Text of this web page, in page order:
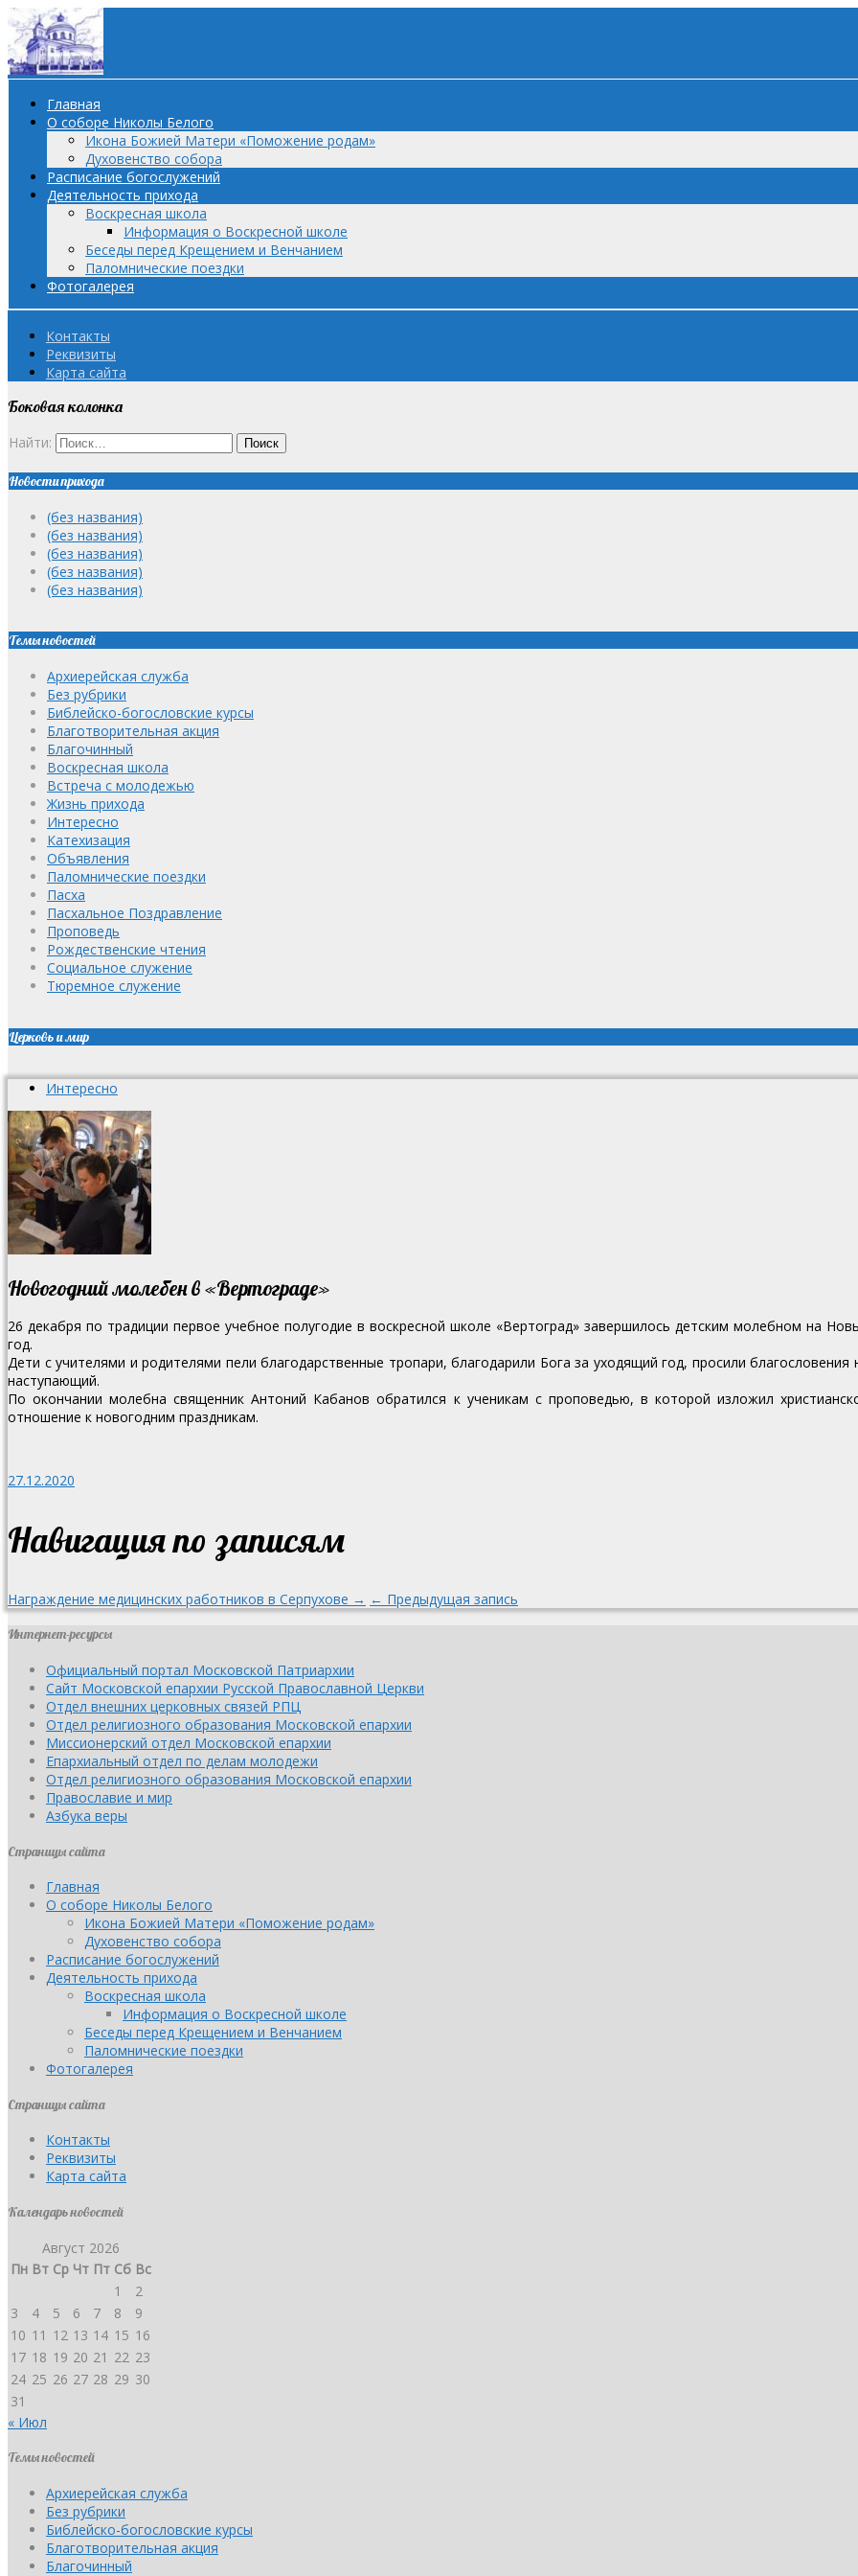
Главная
О соборе Николы Белого
Икона Божией Матери «Поможение родам»
Духовенство собора
Расписание богослужений
Деятельность прихода
Воскресная школа
Информация о Воскресной школе
Беседы перед Крещением и Венчанием
Паломнические поездки
Фотогалерея
Контакты
Реквизиты
Карта сайта
Боковая колонка
Найти:
Новости прихода
(без названия)
(без названия)
(без названия)
(без названия)
(без названия)
Темы новостей
Архиерейская служба
Без рубрики
Библейско-богословские курсы
Благотворительная акция
Благочинный
Воскресная школа
Встреча с молодежью
Жизнь прихода
Интересно
Катехизация
Объявления
Паломнические поездки
Пасха
Пасхальное Поздравление
Проповедь
Рождественские чтения
Социальное служение
Тюремное служение
Церковь и мир
Интересно
Новогодний молебен в «Вертограде»
26 декабря по традиции первое учебное полугодие в воскресной школе «Вертоград» завершилось детским молебном на
год.
Дети с учителями и родителями пели благодарственные тропари, благодарили Бога за уходящий год, просили благословения
наступающий.
По окончании молебна священник Антоний Кабанов обратился к ученикам с проповедью, в которой изложил
отношение к новогодним праздникам.
27.12.2020
Навигация по записям
Награждение медицинских работников в Серпухове → ← Предыдущая запись
Интернет-ресурсы
Официальный портал Московской Патриархии
Сайт Московской епархии Русской Православной Церкви
Отдел внешних церковных связей РПЦ
Отдел религиозного образования Московской епархии
Миссионерский отдел Московской епархии
Епархиальный отдел по делам молодежи
Отдел религиозного образования Московской епархии
Православие и мир
Азбука веры
Страницы сайта
Главная
О соборе Николы Белого
Икона Божией Матери «Поможение родам»
Духовенство собора
Расписание богослужений
Деятельность прихода
Воскресная школа
Информация о Воскресной школе
Беседы перед Крещением и Венчанием
Паломнические поездки
Фотогалерея
Страницы сайта
Контакты
Реквизиты
Карта сайта
Календарь новостей
Август 2026
Пн Вт Ср Чт Пт Сб Вс
1
2
3
4 5 6 7 8
9
10 11 12 13 14 15 16
17 18 19 20 21 22 23
24 25 26 27 28 29 30
31
« Июл
Темы новостей
Архиерейская служба
Без рубрики
Библейско-богословские курсы
Благотворительная акция
Благочинный